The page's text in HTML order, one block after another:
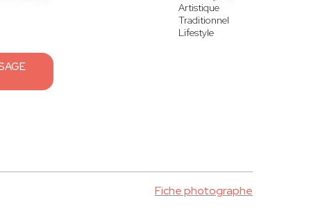
Artistique
Traditionnel
Lifestyle
Fiche photographe